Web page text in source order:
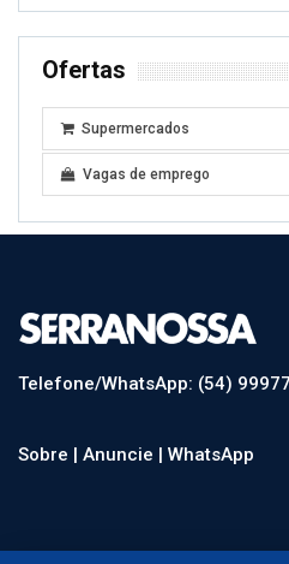
Ofertas
Supermercados
Vagas de emprego
Telefone/WhatsApp: (54)
Sobre | Anuncie | WhatsApp